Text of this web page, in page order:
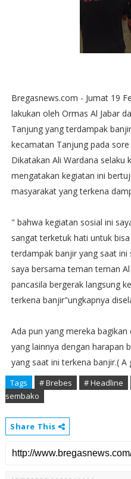
Bregasnews.com - Jumat 19
lakukan oleh Ormas Al Jabar
Tanjung yang terdampak
kecamatan Tanjung pada sore
Dikatakan Ali Wardana selaku
mengatakan kegiatan ini
masyarakat yang terkena
" bahwa kegiatan sosial ini
sangat terketuk hati untuk
terdampak banjir yang saat
saya bersama teman teman
pancasila bergerak langsung
terkena banjir"ungkapnya
Ada pun yang mereka
yang lainnya dengan harapan
yang saat ini terkena banjir.( A
Tags # Brebes # Headline
sembako
Share This